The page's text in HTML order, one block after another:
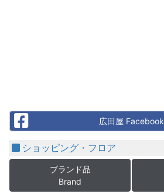
Facebook 広田屋 Facebook
ショッピング・フロア
ブランド品
Brand